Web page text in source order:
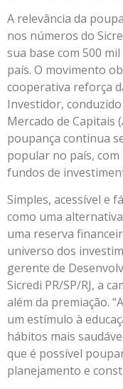
A relevância da
nos números do
sua base com 500
país. O movimento
cooperativa reforça
Investidor,
Mercado de Capitais
poupança continua
popular no país, com
fundos de
Simples, acessível e
como uma
uma reserva
universo dos
gerente de
Sicredi PR/SP/RJ, a
além da premiação.
um estímulo à
hábitos mais
que é possível
planejamento e